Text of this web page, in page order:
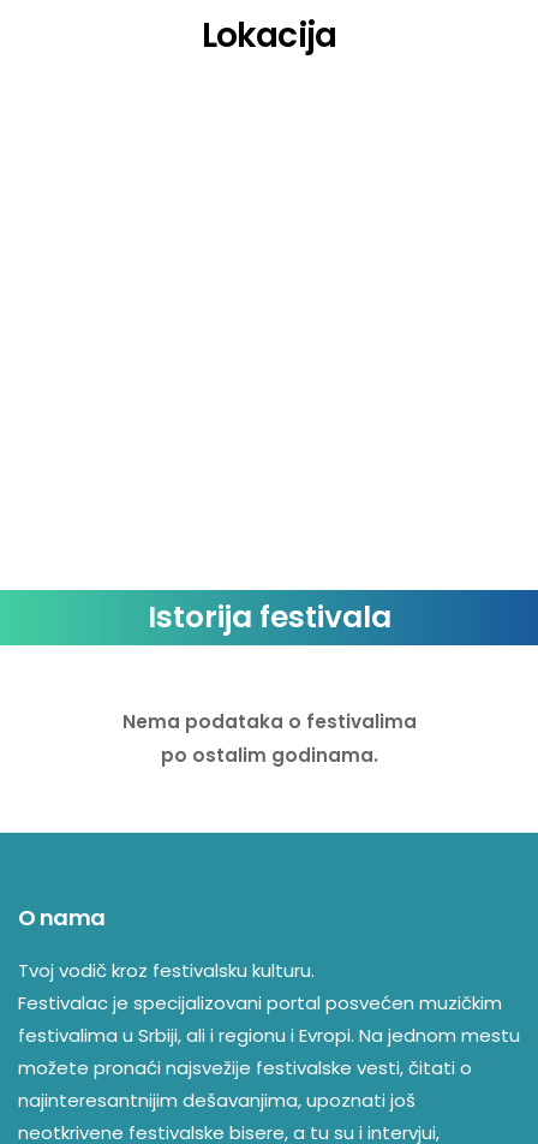
Lokacija
Istorija festivala
Nema podataka o festivalima
po ostalim godinama.
O nama
Tvoj vodič kroz festivalsku kulturu.
Festivalac je specijalizovani portal posvećen muzičkim
festivalima u Srbiji, ali i regionu i Evropi. Na jednom mestu
možete pronaći najsvežije festivalske vesti, čitati o
najinteresantnijim dešavanjima, upoznati još
neotkrivene festivalske bisere, a tu su i intervjui,